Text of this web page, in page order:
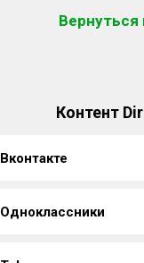
Вернуться
Контент
Вконтакте
Одноклассники